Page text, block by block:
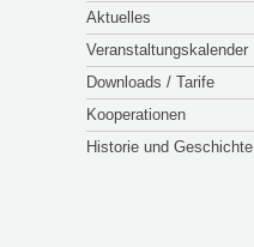
Aktuelles
Veranstaltungskalender
Downloads / Tarife
Kooperationen
Historie und Geschichte